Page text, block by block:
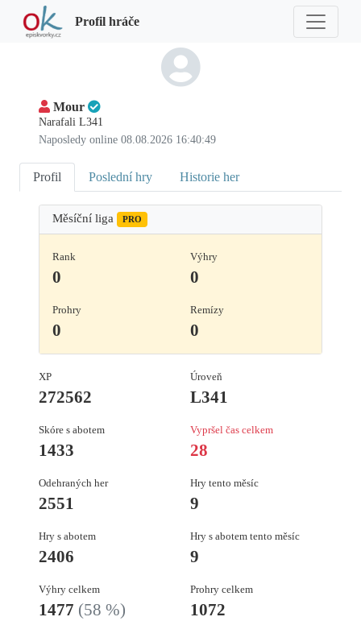
Profil hráče
Mour
Narafali L341
Naposledy online 08.08.2026 16:40:49
Profil Poslední hry Historie her
Měsíční liga PRO
Rank
0
Výhry
0
Prohry
0
Remízy
0
XP
272562
Úroveň
L341
Skóre s abotem
1433
Vypršel čas celkem
28
Odehraných her
2551
Hry tento měsíc
9
Hry s abotem
2406
Hry s abotem tento měsíc
9
Výhry celkem
1477 (58 %)
Prohry celkem
1072